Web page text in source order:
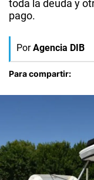
toda la deuda y
pago.
Por Agencia DIB
Para compartir: